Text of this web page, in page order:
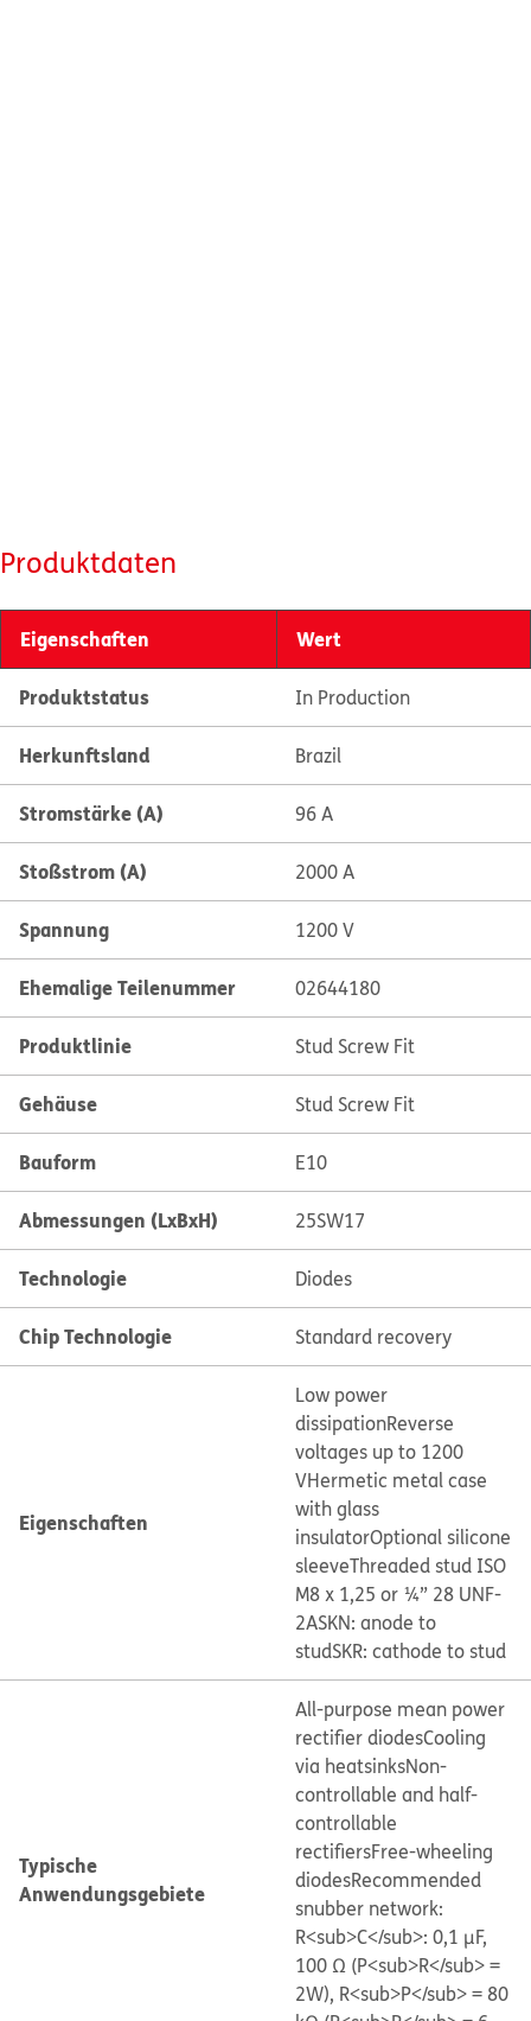
Produktdaten
Eigenschaften Wert
Produktstatus In Production
Herkunftsland Brazil
Stromstärke (A) 96 A
Stoßstrom (A) 2000 A
Spannung 1200 V
Ehemalige Teilenummer 02644180
Produktlinie Stud Screw Fit
Gehäuse Stud Screw Fit
Bauform E10
Abmessungen (LxBxH) 25SW17
Technologie Diodes
Chip Technologie Standard recovery
Eigenschaften
Low power
dissipationReverse
voltages up to 1200
VHermetic metal case
with glass
insulatorOptional silicone
sleeveThreaded stud ISO
M8 x 1,25 or ¼” 28 UNF-
2ASKN: anode to
studSKR: cathode to stud
Typische
Anwendungsgebiete
All-purpose mean power
rectifier diodesCooling
via heatsinksNon-
controllable and half-
controllable
rectifiersFree-wheeling
diodesRecommended
snubber network:
R<sub>C</sub>: 0,1 μF,
100 Ω (P<sub>R</sub> =
2W), R<sub>P</sub> = 80